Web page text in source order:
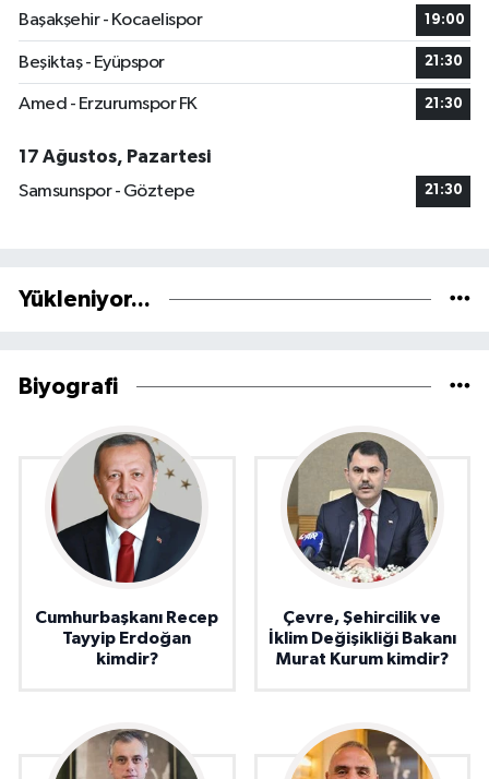
Başakşehir - Kocaelispor
19:00
Beşiktaş - Eyüpspor 21:30
Amed - Erzurumspor FK 21:30
17 Ağustos, Pazartesi
Samsunspor - Göztepe
21:30
Yükleniyor...
Biyografi
Cumhurbaşkanı Recep
Tayyip Erdoğan
kimdir?
Çevre, Şehircilik ve
İklim Değişikliği Bakanı
Murat Kurum kimdir?